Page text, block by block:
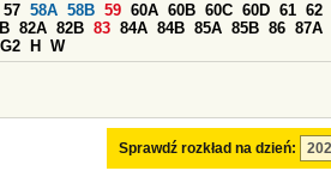
Sprawdź rozkład na dzień:
57 58A 58B 59 60A 60B 60C 60D 61 62
82A 82B 83 84A 84B 85A 85B 86 87A
G2 H W